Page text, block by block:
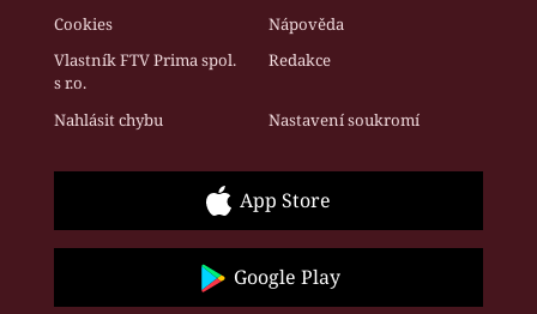
Cookies
Nápověda
Vlastník FTV Prima spol.
s r.o.
Redakce
Nahlásit chybu Nastavení soukromí
App Store
Google Play